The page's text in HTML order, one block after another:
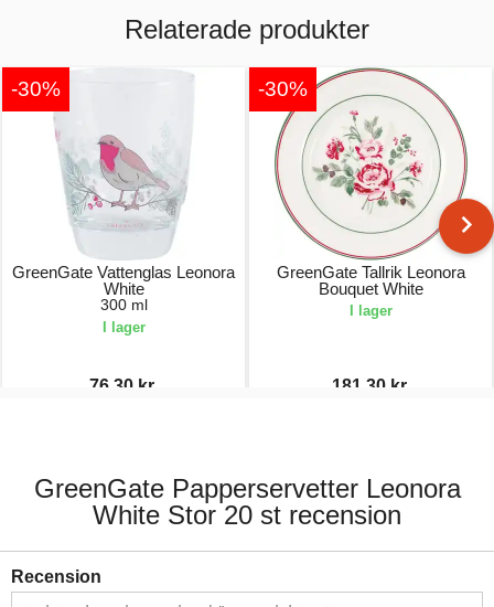
Relaterade produkter
-30%
GreenGate Vattenglas Leonora
White
300 ml
I lager
76,30 kr.
-30%
GreenGate Tallrik Leonora
Bouquet White
I lager
181,30 kr.
GreenGate Papperservetter Leonora
White Stor 20 st recension
Recension